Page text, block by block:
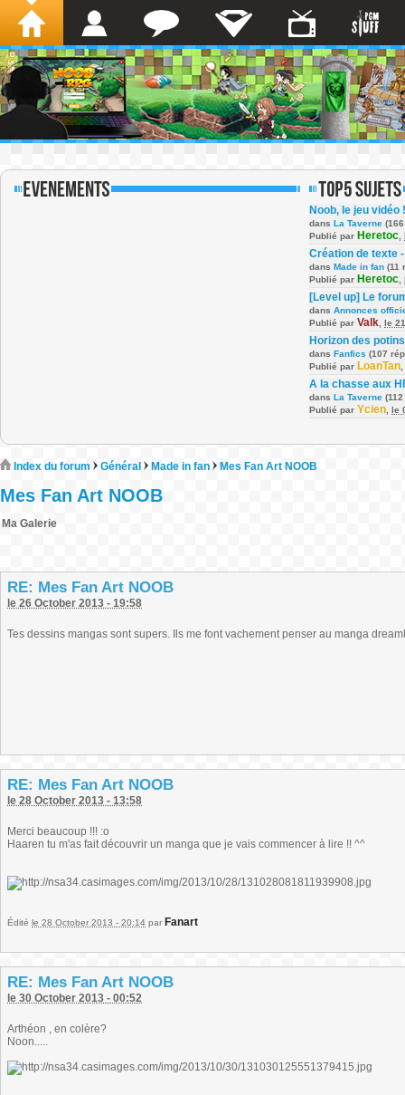
Noob, le jeu vidéo !
dans La Taverne
Publié par Heretoc
Création de texte
dans Made in fan (11
Publié par Heretoc
[Level up] Le
dans Annonces
Publié par Valk le
Horizon des potins
dans Fanfics (107
Publié par LoanTan
A la chasse aux
dans La Taverne
Publié par Ycien le
Index du forum Général Made in fan Mes Fan Art NOOB
Mes Fan Art NOOB
Ma Galerie
RE: Mes Fan Art NOOB
le 26 October 2013 - 19:58
Tes dessins mangas sont supers. Ils me font vachement penser au manga
RE: Mes Fan Art NOOB
le 28 October 2013 - 13:58
Merci beaucoup !!! :o
Haaren tu m'as fait découvrir un manga que je vais commencer à lire !! ^^
Édité le 28 October 2013 - 20:14 par Fanart
RE: Mes Fan Art NOOB
le 30 October 2013 - 00:52
Arthéon , en colère?
Noon.....